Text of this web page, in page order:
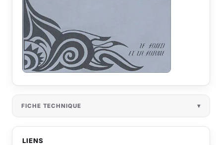
FICHE TECHNIQUE
LIENS